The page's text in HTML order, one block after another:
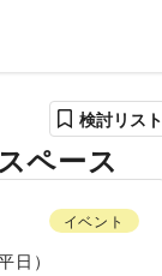
ペース
検討リスト
イベント
日）